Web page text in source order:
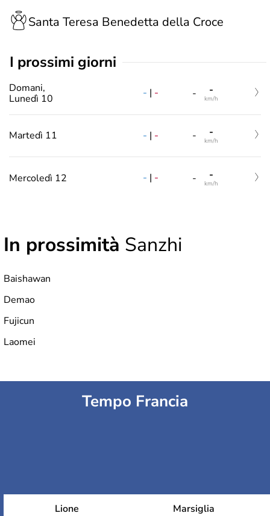
Santa Teresa Benedetta della Croce
i prossimi giorni
Domani,
Lunedì 10
- | - - -
km/h
Martedì 11 - | - - -
km/h
Mercoledì 12 - | - - -
km/h
In prossimità Sanzhi
Baishawan
Demao
Fujicun
Laomei
Tempo Francia
Lione Marsiglia